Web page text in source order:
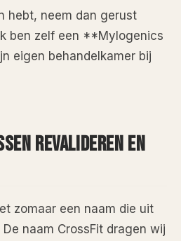
hebt, neem dan gerust
ben zelf een **Mylogenics
eigen behandelkamer bij
REVALIDEREN EN
zomaar een naam die uit
naam CrossFit dragen wij